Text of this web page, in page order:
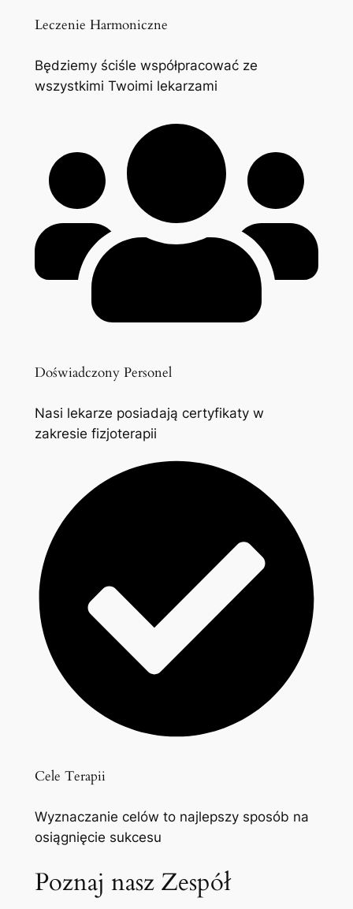
Leczenie Harmoniczne
Będziemy ściśle współpracować ze
wszystkimi Twoimi lekarzami
Doświadczony Personel
Nasi lekarze posiadają certyfikaty w
zakresie fizjoterapii
Cele Terapii
Wyznaczanie celów to najlepszy sposób na
osiągnięcie sukcesu
Poznaj nasz Zespół